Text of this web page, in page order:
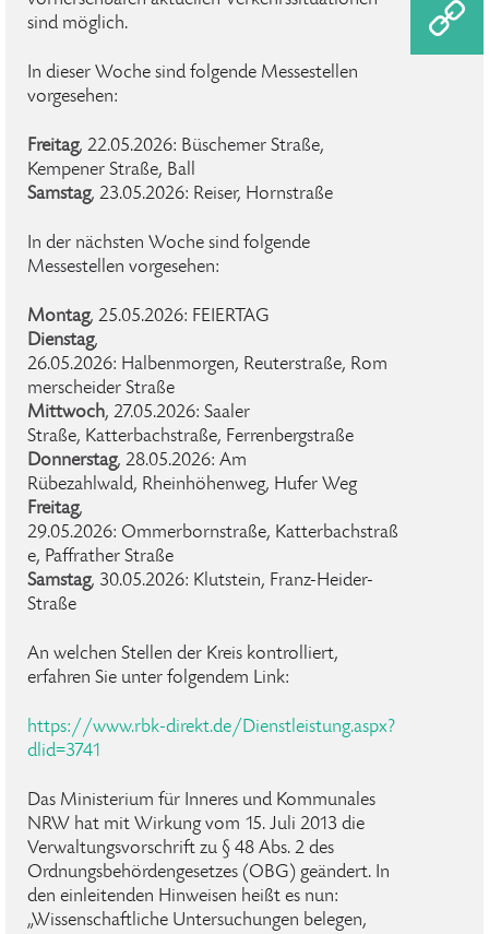
sind möglich.
In dieser Woche sind folgende Messestellen
vorgesehen:
Freitag, 22.05.2026: Büschemer Straße,
Kempener Straße, Ball
Samstag, 23.05.2026: Reiser, Hornstraße
In der nächsten Woche sind folgende
Messestellen vorgesehen:
Montag, 25.05.2026: FEIERTAG
Dienstag,
26.05.2026: Halbenmorgen, Reuterstraße, Rom
merscheider Straße
Mittwoch, 27.05.2026: Saaler
Straße, Katterbachstraße, Ferrenbergstraße
Donnerstag, 28.05.2026: Am
Rübezahlwald, Rheinhöhenweg, Hufer Weg
Freitag,
29.05.2026: Ommerbornstraße, Katterbachstraß
e, Paffrather Straße
Samstag, 30.05.2026: Klutstein, Franz-Heider-
Straße
An welchen Stellen der Kreis kontrolliert,
erfahren Sie unter folgendem Link:
https://www.rbk-direkt.de/Dienstleistung.aspx?
dlid=3741
Das Ministerium für Inneres und Kommunales
NRW hat mit Wirkung vom 15. Juli 2013 die
Verwaltungsvorschrift zu § 48 Abs. 2 des
Ordnungsbehördengesetzes (OBG) geändert. In
den einleitenden Hinweisen heißt es nun:
„Wissenschaftliche Untersuchungen belegen,